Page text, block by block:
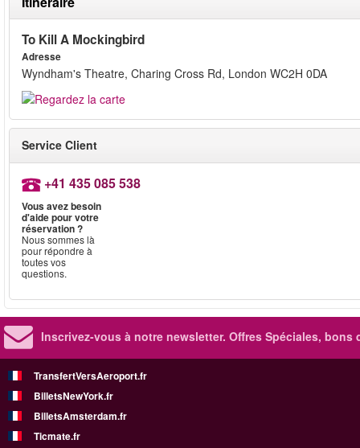
To Kill A Mockingbird
Adresse
Wyndham's Theatre, Charing Cross Rd, London WC2H 0DA
Service Client
+41 435 085 538
Vous avez besoin
d'aide pour votre
réservation ?
Nous sommes là
pour répondre à
toutes vos
questions.
Inscrivez-vous à notre newsletter. Offres Spéciales, bons
TransfertVersAeroport.fr
BilletsNewYork.fr
BilletsAmsterdam.fr
Ticmate.fr